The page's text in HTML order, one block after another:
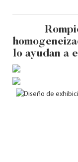
lo ayudan a